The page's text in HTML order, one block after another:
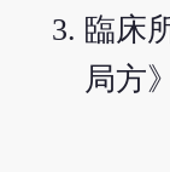
臨床
局方